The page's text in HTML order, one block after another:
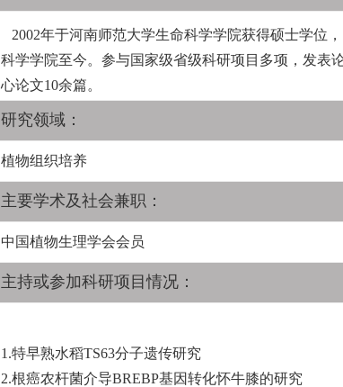
2002年于河南师范大学生命科学学院获得硕士学位
科学学院至今。参与国家级省级科研项目多项，发表
心论文10余篇。
研究领域：
植物组织培养
主要学术及社会兼职：
中国植物生理学会会员
主持或参加科研项目情况：
1.特早熟水稻TS63分子遗传研究
2.根癌农杆菌介导BREBP基因转化怀牛膝的研究